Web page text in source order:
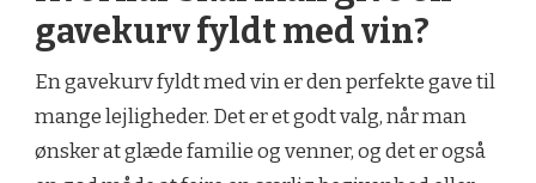
gavekurv fyldt med vin?
En gavekurv fyldt med vin er den perfekte gave til
mange lejligheder. Det er et godt valg, når man
ønsker at glæde familie og venner, og det er også